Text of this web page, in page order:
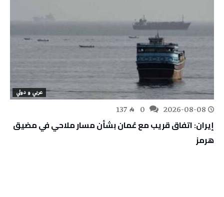
عربي و دولي
2026-08-08
137
إيران: اتفاق قريب مع عُمان بشأن مسار ملاحي في مضيق
هرمز